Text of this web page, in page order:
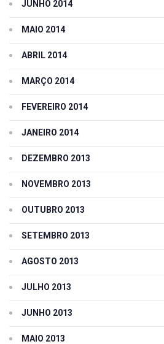
JUNHO 2014
MAIO 2014
ABRIL 2014
MARÇO 2014
FEVEREIRO 2014
JANEIRO 2014
DEZEMBRO 2013
NOVEMBRO 2013
OUTUBRO 2013
SETEMBRO 2013
AGOSTO 2013
JULHO 2013
JUNHO 2013
MAIO 2013